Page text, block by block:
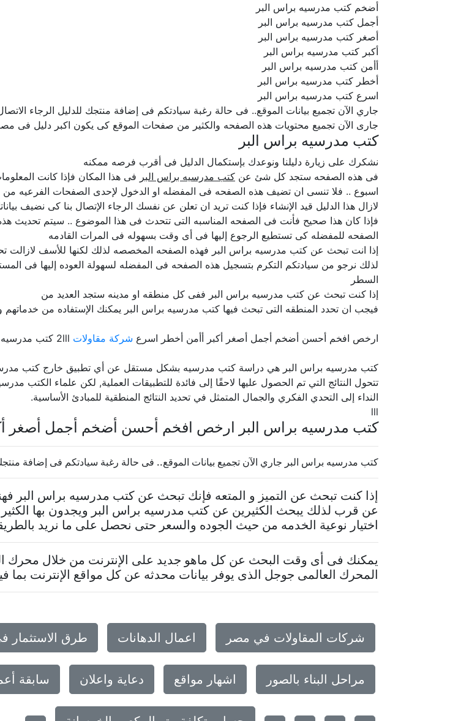
أضخم كتب مدرسيه براس البر
أجمل كتب مدرسيه براس البر
أصغر كتب مدرسيه براس البر
أكبر كتب مدرسيه براس البر
أأمن كتب مدرسيه براس البر
أخطر كتب مدرسيه براس البر
اسرع كتب مدرسيه براس البر
جاري الآن تجميع بيانات الموقع.. فى حالة رغبة سيادتكم فى إضافة منتجك للدليل الرجاء الاتصال بنا
جارى الآن تجميع محتويات هذه الصفحه والكثير من صفحات الموقع كى يكون اكبر دليل فى مصر
كتب مدرسيه براس البر
نشكرك على زيارة دليلنا ونوعدك بإستكمال الدليل فى أقرب فرصه ممكنه
فى هذه الصفحه ستجد كل شئ عن كتب مدرسيه براس البر فى هذا المكان فإذا كانت
اسبوع .. فلا تنسى ان تضيف هذه الصفحه فى المفضله او الدخول لإحدى الصفحات الفرعيه من
لازال هذا الدليل قيد الإنشاء فإذا كنت تريد ان تعلن عن نفسك الرجاء الإتصال بنا كى نضيف
فإذا كان هذا صحيح فأنت فى الصفحه المناسبه التى تتحدث فى هذا الموضوع .. سيتم تحديث
الصفحه للمفضله كى تستطيع الرجوع إليها فى أى وقت بسهوله فى المرات القادمه
إذا انت تبحث عن كتب مدرسيه براس البر فهذه الصفحه المخصصه لذلك لكنها للأسف لازالت
لذلك نرجو من سيادتكم التكرم بتسجيل هذه الصفحه فى المفضله لسهولة العوده إليها فى
السطر
إذا كنت تبحث عن كتب مدرسيه براس البر ففى كل منطقه او مدينه ستجد العديد من
فيجب ان تحدد المنطقه التى تبحث فيها كتب مدرسيه براس البر يمكنك الإستفاده من خدماتهم
ارخص افخم أحسن أضخم أجمل أصغر أكبر أأمن أخطر اسرع شركة مقاولات
كتب مدرسيه براس البر هي دراسة كتب مدرسيه بشكل مستقل عن أي تطبيق خارج كتب مدرسيه
تتحول النتائج التي تم الحصول عليها لاحقًا إلى فائدة للتطبيقات العملية, لكن علماء الكتب
النداء إلى التحدي الفكري والجمال المتمثل في تحديد النتائج المنطقية للمبادئ الأساسية.
lll
كتب مدرسيه براس البر ارخص افخم أحسن أضخم أجمل أصغر
كتب مدرسيه براس البر جاري الآن تجميع بيانات الموقع.. فى حالة رغبة سيادتكم فى إضافة منتجك للدليل
إذا كنت تبحث عن التميز و المتعه فإنك تبحث عن كتب مدرسيه براس البر
عن قرب لذلك يبحث الكثيرين عن كتب مدرسيه براس البر ويجدون بها
اختيار نوعية الخدمه من حيث الجوده والسعر حتى نحصل على ما نريد
يمكنك فى أى وقت البحث عن كل ماهو جديد على الإنترنت من خلال محرك
المحرك العالمى جوجل الذى يوفر بيانات محدثه عن كل مواقع الإنترنت بما
شركات المقاولات في مصر اعمال الدهانات طرق الاستثمار
مراحل البناء بالصور اشهار مواقع دعاية واعلان سابقة